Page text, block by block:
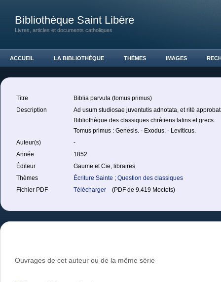
Bibliothèque Saint Libère
Livres, articles et documents catholiques
ACCUEIL LA BIBLIOTHÈQUE THÈMES IMAGES
Titre
Biblia parvula (tomus primus)
Description
Ad usum studiosae juventutis adnotata, et ritè
Bibliothèque des classiques chrétiens latins et grecs.
Tomus primus : Genesis. - Exodus. - Leviticus.
Auteur(s)
-
Année
1852
Éditeur
Gaume et Cie, libraires
Thèmes
Écriture Sainte ; Question des classiques
Fichier PDF
Télécharger (PDF de 9.419 Moctets)
Ouvrages de cet auteur ou de la même série